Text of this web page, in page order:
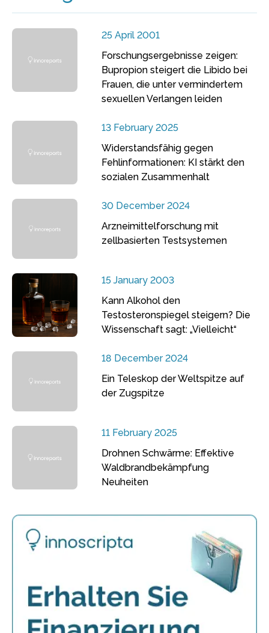
25 April 2001
Forschungsergebnisse zeigen:
Bupropion steigert die Libido bei
Frauen, die unter vermindertem
sexuellen Verlangen leiden
13 February 2025
Widerstandsfähig gegen
Fehlinformationen: KI stärkt den
sozialen Zusammenhalt
30 December 2024
Arzneimittelforschung mit
zellbasierten Testsystemen
15 January 2003
Kann Alkohol den
Testosteronspiegel steigern? Die
Wissenschaft sagt: „Vielleicht“
18 December 2024
Ein Teleskop der Weltspitze auf
der Zugspitze
11 February 2025
Drohnen Schwärme: Effektive
Waldbrandbekämpfung
Neuheiten